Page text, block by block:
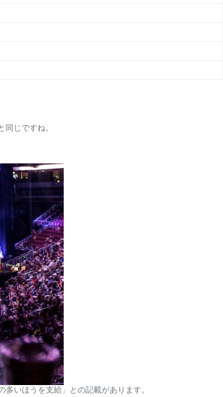
じですね。
いほうを支給」との記載があります。